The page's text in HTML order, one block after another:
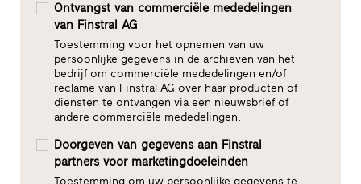
Ontvangst van commerciële mededelingen
van Finstral AG
Toestemming voor het opnemen van uw
persoonlijke gegevens in de archieven van het
bedrijf om commerciële mededelingen en/of
reclame van Finstral AG over haar producten of
diensten te ontvangen via een nieuwsbrief of
andere commerciële mededelingen.
Doorgeven van gegevens aan Finstral
partners voor marketingdoeleinden
Toestemming om uw persoonlijke gegevens te